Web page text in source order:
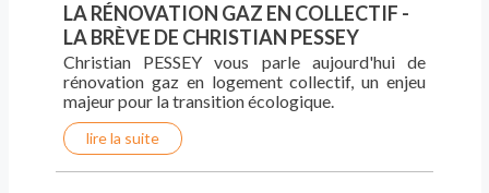
LA RÉNOVATION GAZ EN COLLECTIF -
LA BRÈVE DE CHRISTIAN PESSEY
Christian PESSEY vous parle aujourd'hui de
rénovation gaz en logement collectif, un enjeu
majeur pour la transition écologique.
lire la suite